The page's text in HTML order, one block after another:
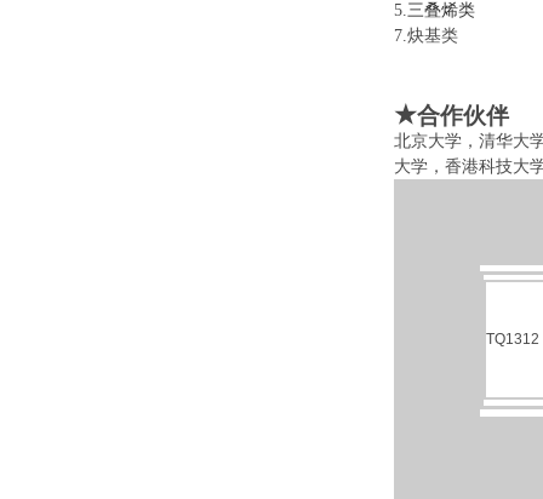
5.三叠烯类
7.炔基类
★合作伙伴
北京大学，清华大
大学，香港科技大
TQ1312